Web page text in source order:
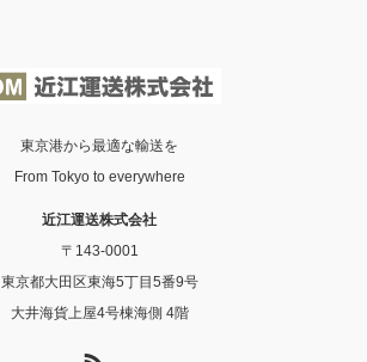
東京港から最適な輸送を
From Tokyo to everywhere
近江運送株式会社
〒143-0001
東京都大田区東海5丁目5番9号
大井海貨上屋4号棟海側 4階